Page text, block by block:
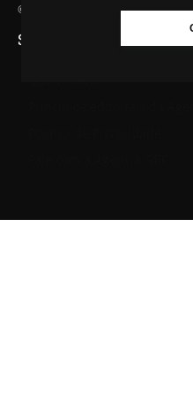
© Agência GBC. Aqui tem notícia.
SAIBA MAIS SOBRE A